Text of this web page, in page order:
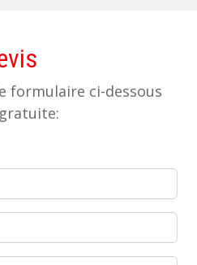
formulaire ci-dessous